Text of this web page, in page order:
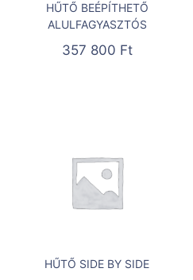
HŰTŐ BEÉPÍTHETŐ
ALULFAGYASZTÓS
357 800 Ft
HŰTŐ SIDE BY SIDE